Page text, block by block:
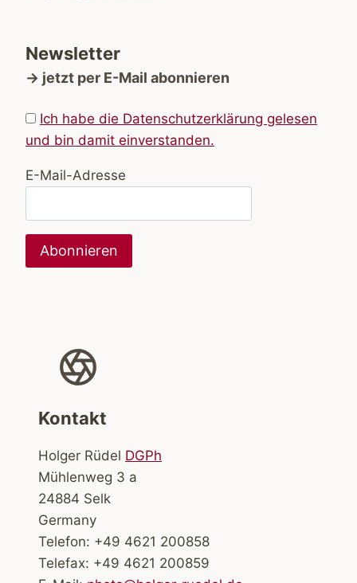
Newsletter
→ jetzt per E-Mail abonnieren
Ich habe die Datenschutzerklärung gelesen
und bin damit einverstanden.
E-Mail-Adresse
Kontakt
Holger Rüdel DGPh
Mühlenweg 3 a
24884 Selk
Germany
Telefon: +49 4621 200858
Telefax: +49 4621 200859